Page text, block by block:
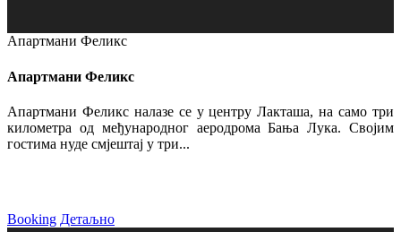
Апартмани Феликс
Апартмани Феликс
Апартмани Феликс налазе се у центру Лакташа, на само три
километра од међународног аеродрома Бања Лука. Својим
гостима нуде смјештај у три...
Booking Детаљно